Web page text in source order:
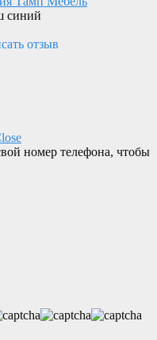
синий
отзыв
номер телефона, чтобы